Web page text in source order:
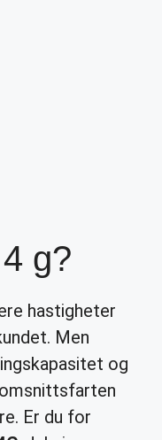
g?
hastigheter
Men
og
Er du for